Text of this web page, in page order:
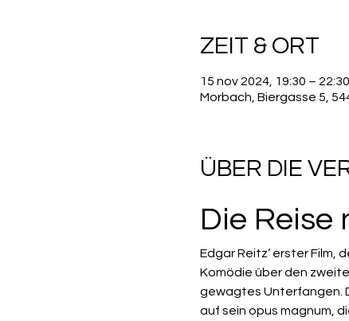
ZEIT & ORT
15 nov 2024, 19:30 – 22:30
Morbach, Biergasse 5,
ÜBER DIE
Die Reise
Edgar Reitz‘ erster Film,
Komödie über den
gewagtes Unterfangen.
auf sein opus magnum,